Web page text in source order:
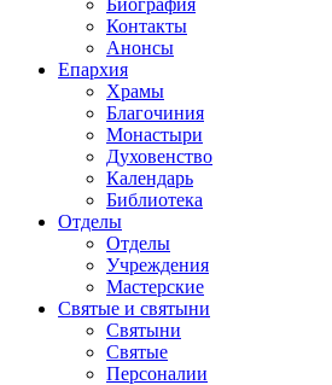
Биография
Контакты
Анонсы
Епархия
Храмы
Благочиния
Монастыри
Духовенство
Календарь
Библиотека
Отделы
Отделы
Учреждения
Мастерские
Святые и святыни
Cвятыни
Cвятые
Персоналии